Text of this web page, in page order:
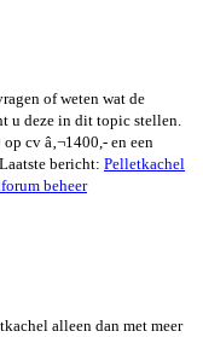
of weten wat de
u deze in dit topic stellen.
cv â‚¬1400,- en een
Laatste bericht: Pelletkachel
beheer
alleen dan met meer